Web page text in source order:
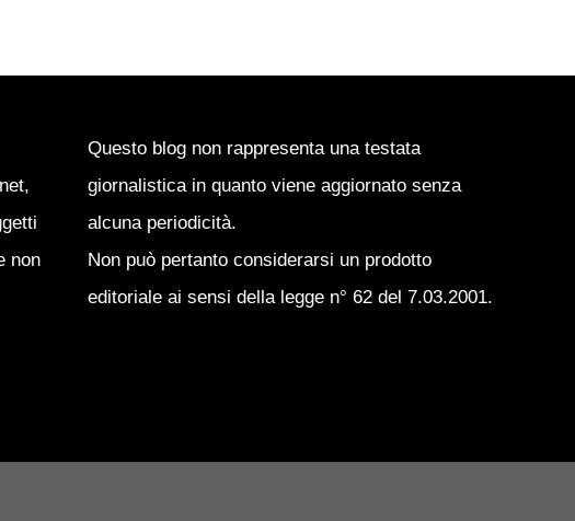
non
Questo blog non rappresenta una testata
giornalistica in quanto viene aggiornato senza
alcuna periodicità.
Non può pertanto considerarsi un prodotto
editoriale ai sensi della legge n° 62 del 7.03.2001.